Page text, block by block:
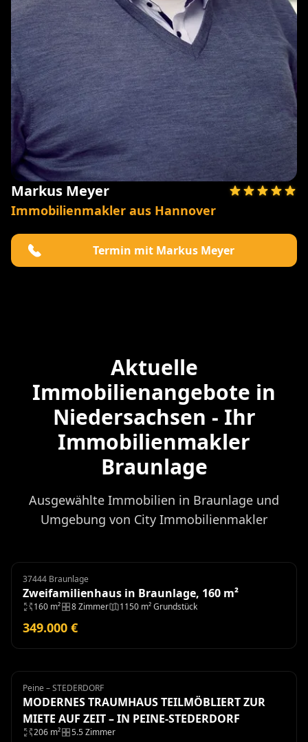
Markus Meyer
Immobilienmakler aus Hannover
Termin mit Markus Meyer
Aktuelle
Immobilienangebote in
Niedersachsen - Ihr
Immobilienmakler
Braunlage
Ausgewählte Immobilien in Braunlage und
Umgebung von City Immobilienmakler
Zweifamilienhaus
37444 Braunlage
Zweifamilienhaus in Braunlage, 160 m²
160 m² 8 Zimmer 1150 m² Grundstück
349.000 €
Haus Miete
Peine – STEDERDORF
MODERNES TRAUMHAUS TEILMÖBLIERT ZUR
MIETE AUF ZEIT – IN PEINE-STEDERDORF
206 m² 5.5 Zimmer